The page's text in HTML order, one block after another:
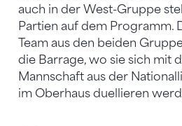
auch in der West-Gruppe
Partien auf dem Programm.
Team aus den beiden
die Barrage, wo sie sich mit
Mannschaft aus der
im Oberhaus duellieren